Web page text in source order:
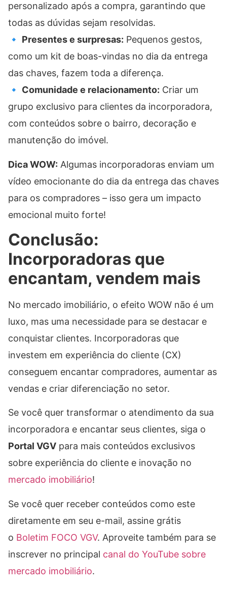
personalizado após a compra, garantindo que
todas as dúvidas sejam resolvidas.
🔹 Presentes e surpresas: Pequenos gestos,
como um kit de boas-vindas no dia da entrega
das chaves, fazem toda a diferença.
🔹 Comunidade e relacionamento: Criar um
grupo exclusivo para clientes da incorporadora,
com conteúdos sobre o bairro, decoração e
manutenção do imóvel.
Dica WOW: Algumas incorporadoras enviam um
vídeo emocionante do dia da entrega das chaves
para os compradores – isso gera um impacto
emocional muito forte!
Conclusão:
Incorporadoras que
encantam, vendem mais
No mercado imobiliário, o efeito WOW não é um
luxo, mas uma necessidade para se destacar e
conquistar clientes. Incorporadoras que
investem em experiência do cliente (CX)
conseguem encantar compradores, aumentar as
vendas e criar diferenciação no setor.
Se você quer transformar o atendimento da sua
incorporadora e encantar seus clientes, siga o
Portal VGV para mais conteúdos exclusivos
sobre experiência do cliente e inovação no
mercado imobiliário!
Se você quer receber conteúdos como este
diretamente em seu e-mail, assine grátis
o Boletim FOCO VGV. Aproveite também para se
inscrever no principal canal do YouTube sobre
mercado imobiliário.